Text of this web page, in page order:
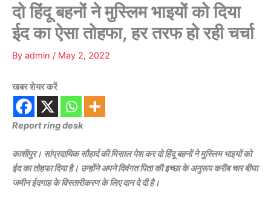
दो हिंदू बहनों ने मुस्लिम भाइयों को दिया
ईद का ऐसा तोहफा, हर तरफ हो रही चर्चा
By admin / May 2, 2022
खबर शेयर करें
Report ring desk
काशीपुर। सांप्रदायिक सौहार्द की मिसाल पेश कर दो हिंदू बहनों ने मुस्लिम भाइयों को
ईद का तोहफा दिया है। उन्होंने अपने दिवंगत पिता की इच्छा के अनुरूप करीब चार बीघा
जमीन ईदगाह के विस्तारीकरण के लिए दान दे दी है।